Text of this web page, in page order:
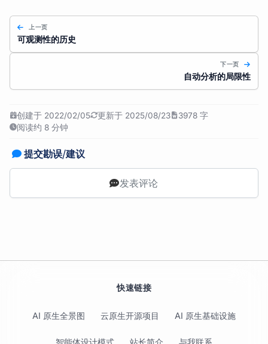
上一页
可观测性的历史
下一页
自动分析的局限性
创建于 2022/02/05 更新于 2025/08/23
3978 字
阅读约 8 分钟
提交勘误/建议
发表评论
快速链接
AI 原生全景图 云原生开源项目 AI 原生基础设施
智能体设计模式 站长简介 与我联系